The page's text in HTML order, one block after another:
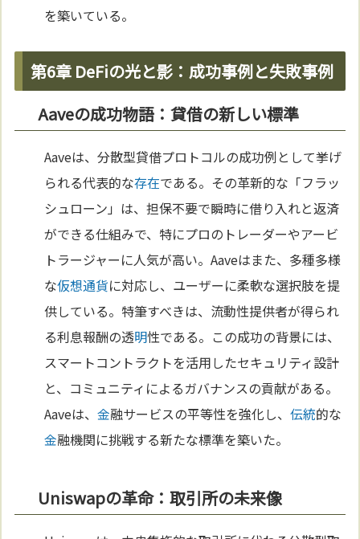
を築いている。
第6章 DeFiの光と影：成功事例と失敗事例
Aaveの成功物語：貸借の新しい標準
Aaveは、分散型貸借プロトコルの成功例として挙げ
られる代表的な存在である。その革新的な「フラッ
シュローン」は、担保不要で瞬時に借り入れと返済
ができる仕組みで、特にプロのトレーダーやアービ
トラージャーに人気が高い。Aaveはまた、多種多様
な仮想通貨に対応し、ユーザーに柔軟な選択肢を提
供している。特筆すべきは、流動性提供者が得られ
る利息報酬の透明性である。この成功の背景には、
スマートコントラクトを活用したセキュリティ設計
と、コミュニティによるガバナンスの貢献がある。
Aaveは、金融サービスの平等性を強化し、伝統的な
金融機関に挑戦する新たな標準を築いた。
Uniswapの革命：取引所の未来像